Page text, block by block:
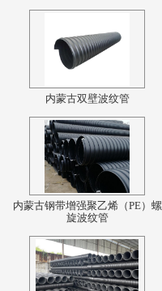
内蒙古双壁波纹管
内蒙古钢带增强聚乙烯（PE）螺
旋波纹管